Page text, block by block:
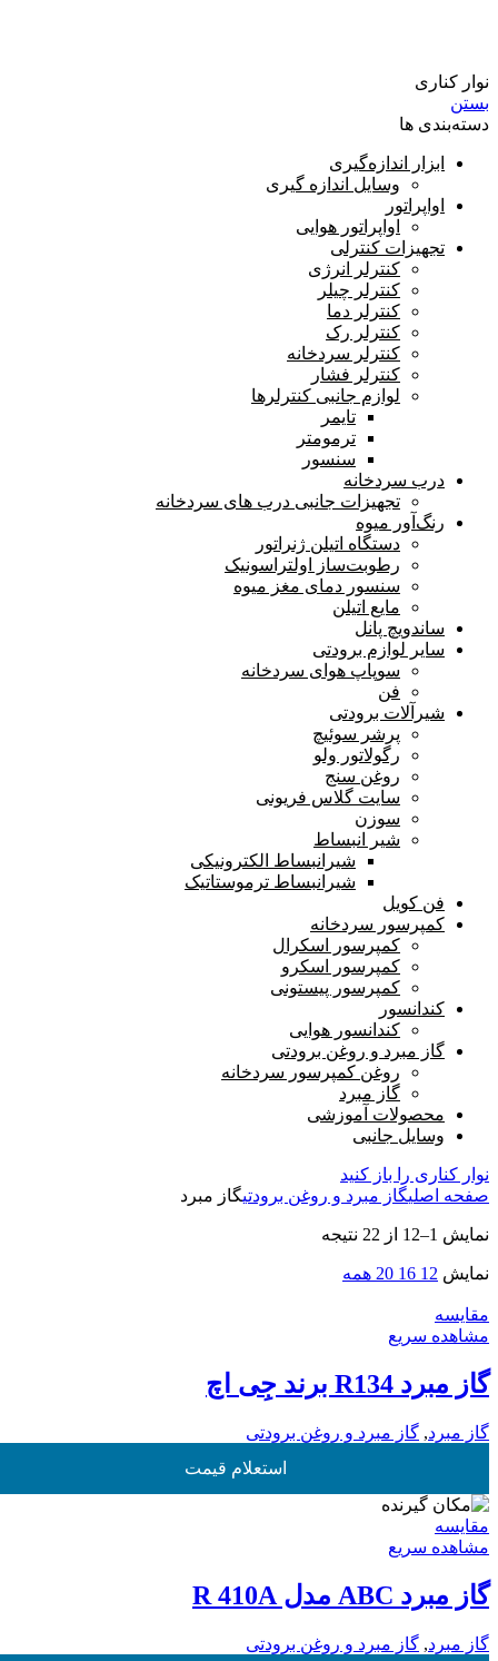
نوار کناری
بستن
دسته‌بندی ها
ابزار اندازه‌گیری
وسایل اندازه گیری
اواپراتور
اواپراتور هوایی
تجهیزات کنترلی
کنترلر انرژی
کنترلر چیلر
کنترلر دما
کنترلر رک
کنترلر سردخانه
کنترلر فشار
لوازم جانبی کنترلرها
تایمر
ترمومتر
سنسور
درب سردخانه
تجهیزات جانبی درب های سردخانه
رنگ‌آور میوه
دستگاه اتیلن ژنراتور
رطوبت‌ساز اولترا‌سونیک
سنسور دمای مغز میوه
مایع اتیلن
ساندویچ پانل
سایر لوازم برودتی
سوپاپ هوای سردخانه
فن
شیرآلات برودتی
پرشر سوئیچ
رگولاتور ولو
روغن سنج
سایت گلاس فریونی
سوزن
شیر انبساط
شیرانبساط الکترونیکی
شیرانبساط ترموستاتیک
فن کویل
کمپرسور سردخانه
کمپرسور اسکرال
کمپرسور اسکرو
کمپرسور پیستونی
کندانسور
کندانسور هوایی
گاز مبرد و روغن برودتی
روغن کمپرسور سردخانه
گاز مبرد
محصولات آموزشی
وسایل جانبی
نوار کناری را باز کنید
صفحه اصلیگاز مبرد و روغن برودتیگاز مبرد
نمایش 1–12 از 22 نتیجه
نمایش 12
16
20 همه
مقایسه
مشاهده سریع
گاز مبرد R134 برند جِی اچ
گاز مبرد, گاز مبرد و روغن برودتی
استعلام قیمت
مقایسه
مشاهده سریع
گاز مبرد ABC مدل R 410A
گاز مبرد, گاز مبرد و روغن برودتی